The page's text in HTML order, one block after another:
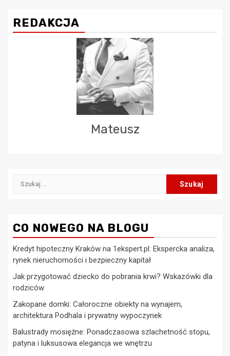
REDAKCJA
Mateusz
Szukaj:
CO NOWEGO NA BLOGU
Kredyt hipoteczny Kraków na 1ekspert.pl: Ekspercka analiza,
rynek nieruchomości i bezpieczny kapitał
Jak przygotować dziecko do pobrania krwi? Wskazówki dla
rodziców
Zakopane domki: Całoroczne obiekty na wynajem,
architektura Podhala i prywatny wypoczynek
Balustrady mosiężne: Ponadczasowa szlachetność stopu,
patyna i luksusowa elegancja we wnętrzu